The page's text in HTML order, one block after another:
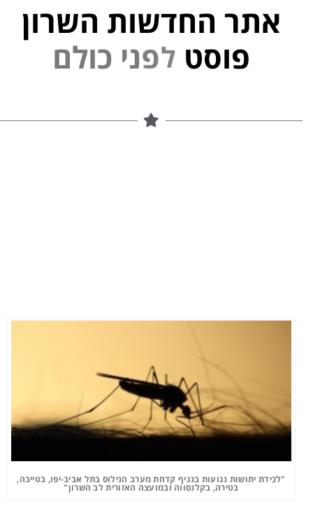
אתר החדשות השרון
פוסט
"לכידת יתושות נגועות בנגיף קדחת מערב הנילוס בתל אביב-יפו, בטייבה,
בטירה, בקלנסווה ובמועצה האזורית לב השרון"